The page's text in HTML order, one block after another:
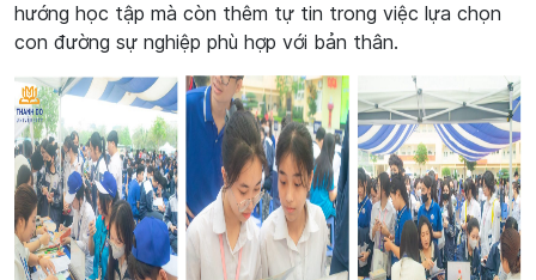
hướng học tập mà còn thêm tự tin trong việc lựa chọn
con đường sự nghiệp phù hợp với bản thân.